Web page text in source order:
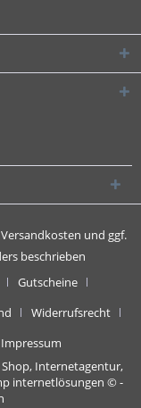
Versandkosten und ggf.
beschrieben
Gutscheine
Widerrufsrecht
Impressum
Internetagentur,
internetlösungen © -